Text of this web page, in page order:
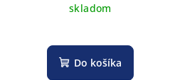
DÁMSKE+PÁNSKE
skladom
Do košíka